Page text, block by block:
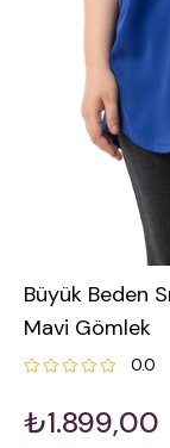
Büyük Beden
Mavi Gömlek
0.0
₺1.899,00